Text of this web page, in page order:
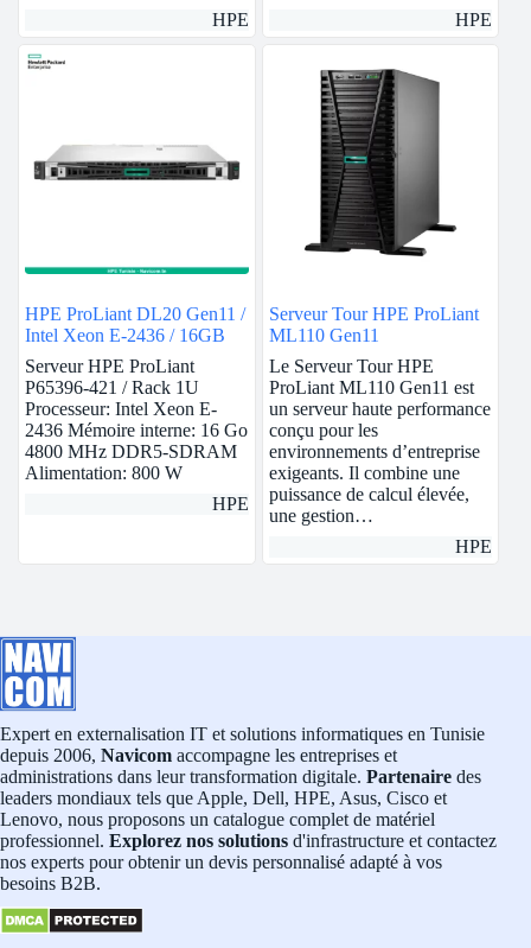
HPE
HPE
HPE ProLiant DL20 Gen11 /
Intel Xeon E-2436 / 16GB
Serveur HPE ProLiant
P65396-421 / Rack 1U
Processeur: Intel Xeon E-
2436 Mémoire interne: 16 Go
4800 MHz DDR5-SDRAM
Alimentation: 800 W
HPE
Serveur Tour HPE ProLiant
ML110 Gen11
Le Serveur Tour HPE
ProLiant ML110 Gen11 est
un serveur haute performance
conçu pour les
environnements d’entreprise
exigeants. Il combine une
puissance de calcul élevée,
une gestion…
HPE
Expert en externalisation IT et solutions informatiques en Tunisie
depuis 2006, Navicom accompagne les entreprises et
administrations dans leur transformation digitale. Partenaire des
leaders mondiaux tels que Apple, Dell, HPE, Asus, Cisco et
Lenovo, nous proposons un catalogue complet de matériel
professionnel. Explorez nos solutions d'infrastructure et contactez
nos experts pour obtenir un devis personnalisé adapté à vos
besoins B2B.